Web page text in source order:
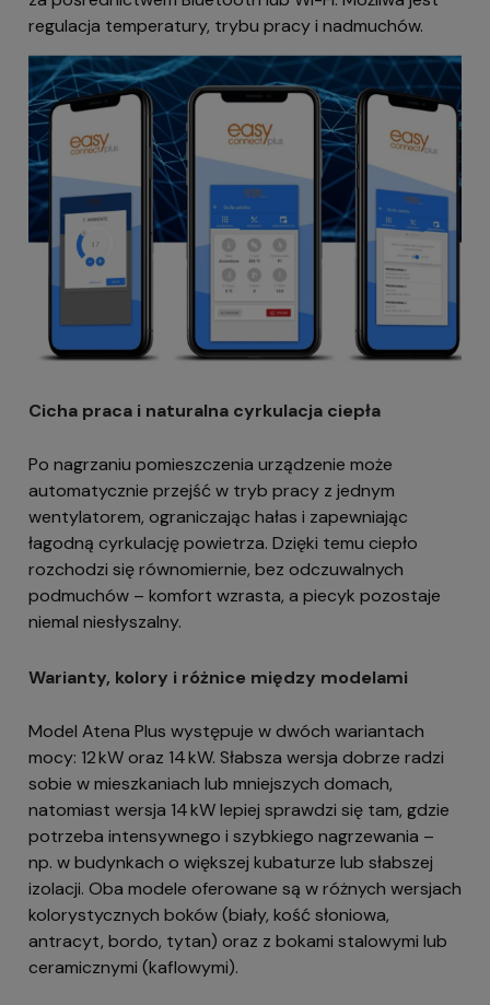
regulacja temperatury, trybu pracy i nadmuchów.
Cicha praca i naturalna cyrkulacja ciepła
Po nagrzaniu pomieszczenia urządzenie może
automatycznie przejść w tryb pracy z jednym
wentylatorem, ograniczając hałas i zapewniając
łagodną cyrkulację powietrza. Dzięki temu ciepło
rozchodzi się równomiernie, bez odczuwalnych
podmuchów – komfort wzrasta, a piecyk pozostaje
niemal niesłyszalny.
Warianty, kolory i różnice między modelami
Model Atena Plus występuje w dwóch wariantach
mocy: 12 kW oraz 14 kW. Słabsza wersja dobrze radzi
sobie w mieszkaniach lub mniejszych domach,
natomiast wersja 14 kW lepiej sprawdzi się tam, gdzie
potrzeba intensywnego i szybkiego nagrzewania –
np. w budynkach o większej kubaturze lub słabszej
izolacji. Oba modele oferowane są w różnych wersjach
kolorystycznych boków (biały, kość słoniowa,
antracyt, bordo, tytan) oraz z bokami stalowymi lub
ceramicznymi (kaflowymi).